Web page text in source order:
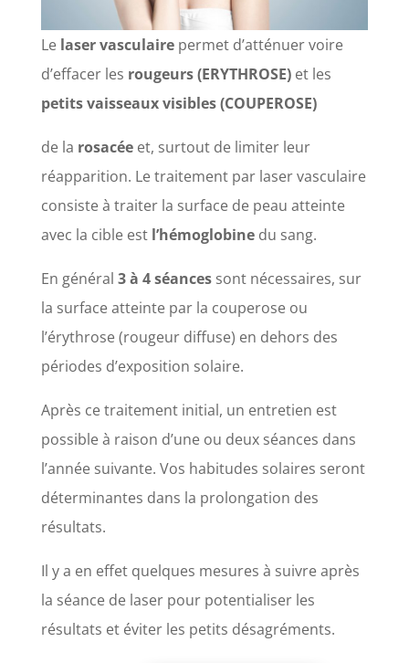
Le laser vasculairepermet d’atténuer voire
d’effacer les rougeurs (ERYTHROSE)et les
petits vaisseaux visibles (COUPEROSE)
de la rosacéeet, surtout de limiter leur
réapparition. Le traitement par laser vasculaire
consiste à traiter la surface de peau atteinte
avec la cible est l’hémoglobinedu sang.
En général 3 à 4 séancessont nécessaires, sur
la surface atteinte par la couperose ou
l’érythrose (rougeur diffuse) en dehors des
périodes d’exposition solaire.
Après ce traitement initial, un entretien est
possible à raison d’une ou deux séances dans
l’année suivante. Vos habitudes solaires seront
déterminantes dans la prolongation des
résultats.
Il y a en effet quelques mesures à suivre après
la séance de laser pour potentialiser les
résultats et éviter les petits désagréments.